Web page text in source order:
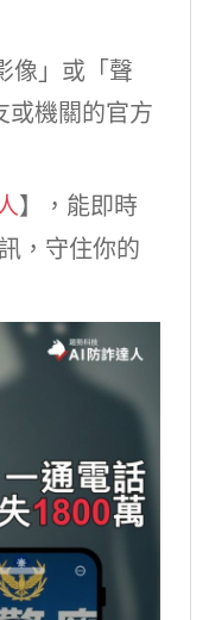
像」或「聲
或機關的官方
】，能即時
，守住你的